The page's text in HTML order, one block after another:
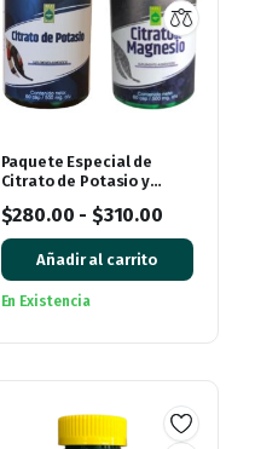
Paquete Especial de
Citrato de Potasio y
¡Impulsa tu bienestar!
$280.00 - $310.00
Añadir al carrito
En Existencia